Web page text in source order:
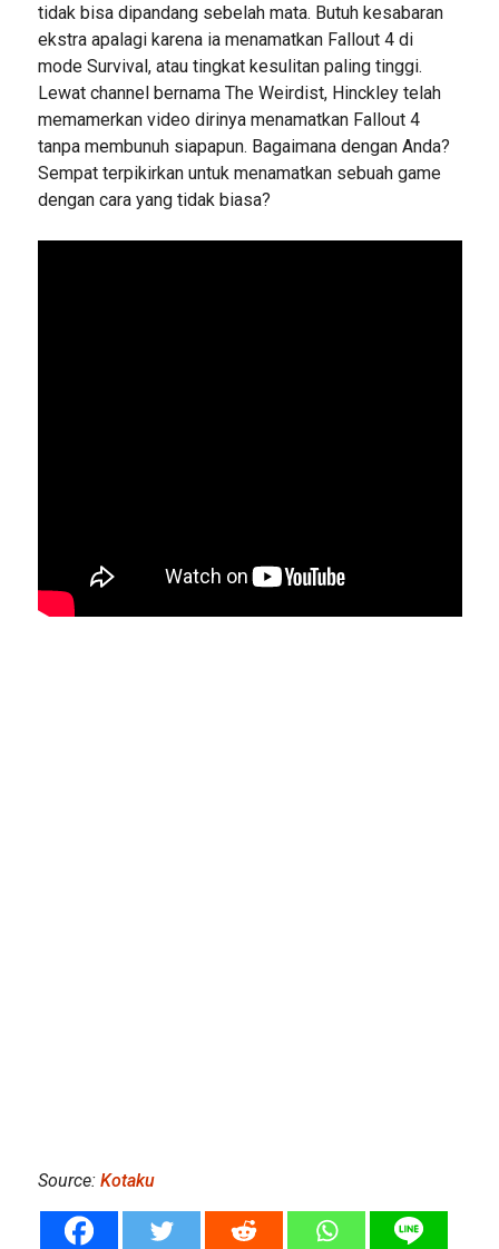
tidak bisa dipandang sebelah mata. Butuh kesabaran
ekstra apalagi karena ia menamatkan Fallout 4 di
mode Survival, atau tingkat kesulitan paling tinggi.
Lewat channel bernama The Weirdist, Hinckley telah
memamerkan video dirinya menamatkan Fallout 4
tanpa membunuh siapapun. Bagaimana dengan Anda?
Sempat terpikirkan untuk menamatkan sebuah game
dengan cara yang tidak biasa?
Source: Kotaku